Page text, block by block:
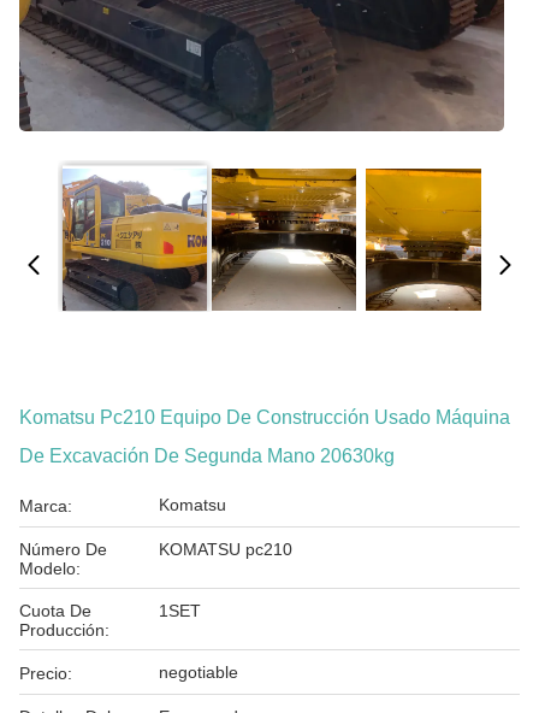
Komatsu Pc210 Equipo De Construcción Usado Máquina
De Excavación De Segunda Mano 20630kg
Marca: Komatsu
Número De
Modelo:
KOMATSU pc210
Cuota De
Producción:
1SET
Precio: negotiable